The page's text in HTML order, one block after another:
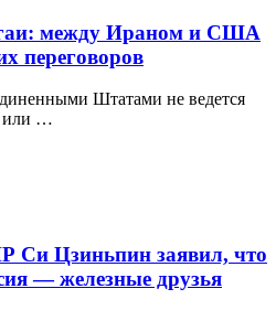
между Ираном и США
переговоров
Штатами не ведется
или …
Си Цзиньпин заявил, что
— железные друзья